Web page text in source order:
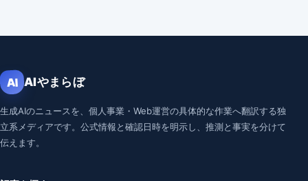
AI AIやまらぼ
生成AIのニュースを、個人事業・Web運営の具体的な作業へ翻訳する独
立系メディアです。公式情報と確認日時を明示し、推測と事実を分けて
伝えます。